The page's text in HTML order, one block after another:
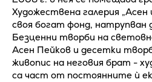
Художествена галерия „Асен
своя богат фонд, натрупван
Безценни творби на
Асен Пейков и десетки
живопис на неговия брат -
са част от постоянните ѝ